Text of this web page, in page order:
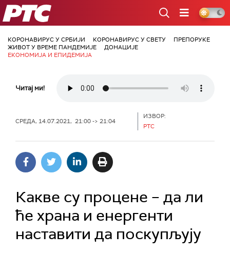
РТС
КОРОНАВИРУС У СРБИЈИ КОРОНАВИРУС У СВЕТУ
ПРЕПОРУКЕ
ЖИВОТ У ВРЕМЕ ПАНДЕМИЈЕ
ДОНАЦИЈЕ
ЕКОНОМИЈА И ЕПИДЕМИЈА
Читај ми!
СРЕДА, 14.07.2021, 21:00 -> 21:04
ИЗВОР:
РТС
Какве су процене – да ли
ће храна и енергенти
наставити да поскупљују